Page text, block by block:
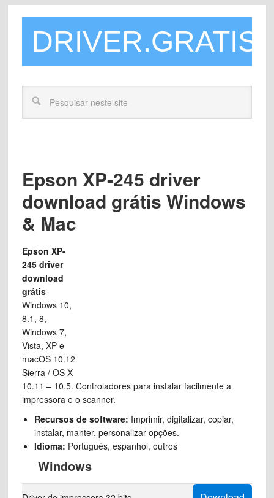
DRIVER.GRATIS
Epson XP-245 driver
download grátis Windows
& Mac
Epson XP-
245 driver
download
grátis
Windows 10,
8.1, 8,
Windows 7,
Vista, XP e
macOS 10.12
Sierra / OS X
10.11 – 10.5. Controladores para instalar facilmente a
impressora e o scanner.
Recursos de software: Imprimir, digitalizar, copiar,
instalar, manter, personalizar opções.
Idioma: Português, espanhol, outros
Windows